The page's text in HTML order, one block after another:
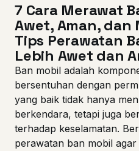
7 Cara Merawat
Awet, Aman, dan
Tips Perawatan
Lebih Awet dan
Ban mobil adalah
bersentuhan dengan
yang baik tidak hanya
berkendara, tetapi juga
terhadap keselamatan.
perawatan ban mobil